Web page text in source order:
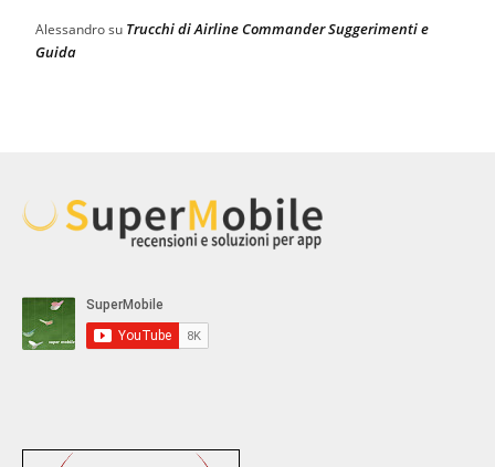
Alessandrosu Trucchi di Airline Commander Suggerimenti e
Guida